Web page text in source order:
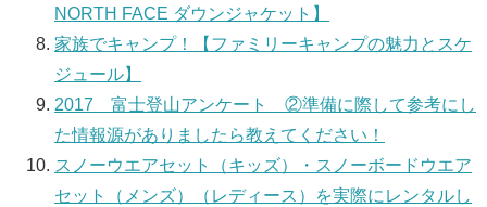
NORTH FACE ダウンジャケット】
家族でキャンプ！【ファミリーキャンプの魅力とスケ
ジュール】
2017 富士登山アンケート ②準備に際して参考にし
た情報源がありましたら教えてください！
スノーウエアセット（キッズ）・スノーボードウエア
セット（メンズ）（レディース）を実際にレンタルし